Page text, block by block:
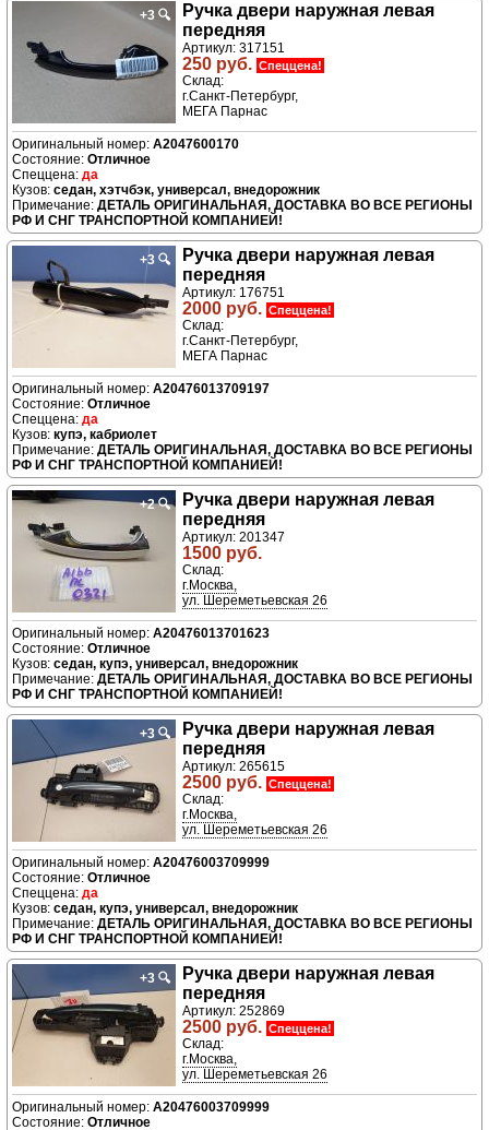
+3 🔍
Ручка двери нaружная левая
передняя
Артикул: 317151
250 руб. Спеццена!
Склад:
г.Санкт-Петербург,
МЕГА Парнас
A2047600170
Отличное
да
седан, хэтчбэк, универсал, внедорожник
ДЕТАЛЬ ОРИГИНАЛЬНАЯ, ДОСТАВКА ВО ВСЕ РЕГИОНЫ
РФ И СНГ ТРАНСПОРТНОЙ КОМПАНИЕЙ!
+3 🔍
Ручка двери нaружная левая
передняя
Артикул: 176751
2000 руб. Спеццена!
Склад:
г.Санкт-Петербург,
МЕГА Парнас
A20476013709197
Отличное
да
купэ, кабриолет
ДЕТАЛЬ ОРИГИНАЛЬНАЯ, ДОСТАВКА ВО ВСЕ РЕГИОНЫ
РФ И СНГ ТРАНСПОРТНОЙ КОМПАНИЕЙ!
+2🔍
Ручка двери нaружная левая
передняя
Артикул: 201347
1500 руб.
Склад:
г.Москва,
ул. Шереметьевская 26
A20476013701623
Отличное
седан, купэ, универсал, внедорожник
ДЕТАЛЬ ОРИГИНАЛЬНАЯ, ДОСТАВКА ВО ВСЕ РЕГИОНЫ
РФ И СНГ ТРАНСПОРТНОЙ КОМПАНИЕЙ!
+3 🔍
Ручка двери нaружная левая
передняя
Артикул: 265615
2500 руб. Спеццена!
Склад:
г.Москва,
ул. Шереметьевская 26
A20476003709999
Отличное
да
седан, купэ, универсал, внедорожник
ДЕТАЛЬ ОРИГИНАЛЬНАЯ, ДОСТАВКА ВО ВСЕ РЕГИОНЫ
РФ И СНГ ТРАНСПОРТНОЙ КОМПАНИЕЙ!
+3 🔍
Ручка двери нaружная левая
передняя
Артикул: 252869
2500 руб. Спеццена!
Склад:
г.Москва,
ул. Шереметьевская 26
A20476003709999
Отличное